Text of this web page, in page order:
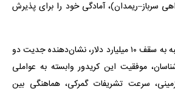
سرباز–ریمدان)، آمادگی خود را برای پذیرش
هدف‌گذاری تجارت دوجانبه به سقف ۱۰ میلیارد دلار، نشان‌دهنده جدیت دو
موفقیت این کریدور وابسته به عواملی
سرعت تشریفات گمرکی، هماهنگی بین